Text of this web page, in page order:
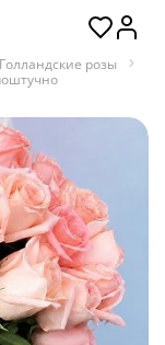
Голландские розы